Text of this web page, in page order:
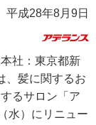
平成28年8月9日
社：東京都新
、髪に関するお
るサロン「ア
水）にリニュー